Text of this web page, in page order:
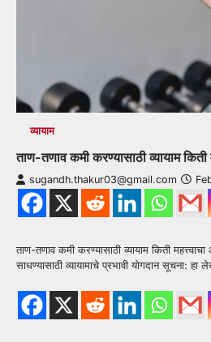
व्यायाम
ताण-तणाव कमी करण्यासाठी व्यायाम किती
sugandh.thakur03@gmail.com
ताण-तणाव कमी करण्यासाठी व्यायाम किती
साधण्यासाठी व्यायामाचे प्रभावी योगदान सूचना: हा